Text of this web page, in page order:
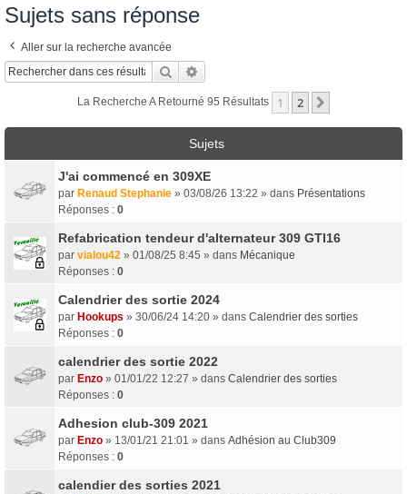
Sujets sans réponse
Aller sur la recherche avancée
Rechercher
La Recherche A Retourné 95 Résultats 1 2
Sujets
J'ai commencé en 309XE
par Renaud Stephanie » 03/08/26 13:22 » dans Présentations
Réponses : 0
Refabrication tendeur d'alternateur 309 GTI16
par vialou42 » 01/08/25 8:45 » dans Mécanique
Réponses : 0
Calendrier des sortie 2024
par Hookups » 30/06/24 14:20 » dans Calendrier des sorties
Réponses : 0
calendrier des sortie 2022
par Enzo » 01/01/22 12:27 » dans Calendrier des sorties
Réponses : 0
Adhesion club-309 2021
par Enzo » 13/01/21 21:01 » dans Adhésion au Club309
Réponses : 0
calendier des sorties 2021